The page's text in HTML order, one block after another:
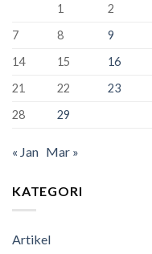
1
2
7
8 9
14
15 16
21
22 23
28
29
« Jan Mar »
KATEGORI
Artikel